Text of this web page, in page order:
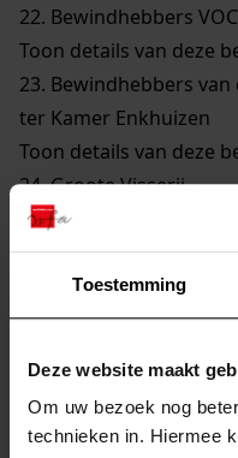
Toestemming
Deze website maakt
Om uw bezoek nog
technieken in. Hiermee
22. Bewindhebbers
Toon details van deze
23. Bewindhebbers van
ter Kamer Enkhuizen
Toon details van deze
24.Groote Visserij
Toon details van deze
25.Walvisvaarders
Toon details van deze
26.Gilden en Neringen
Toon details van deze